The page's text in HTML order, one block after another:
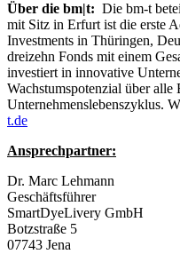
Über die bm|t: Die bm‑t
mit Sitz in Erfurt ist die erste
Investments in Thüringen,
dreizehn Fonds mit einem
investiert in innovative
Wachstumspotenzial über alle
Unternehmenslebenszyklus.
t.de
Ansprechpartner:
Dr. Marc Lehmann
Geschäftsführer
SmartDyeLivery GmbH
Botzstraße 5
07743 Jena